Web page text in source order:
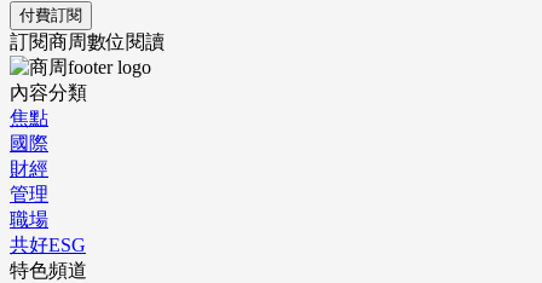
付費訂閱
訂閱商周數位閱讀
內容分類
焦點
國際
財經
管理
職場
共好ESG
特色頻道